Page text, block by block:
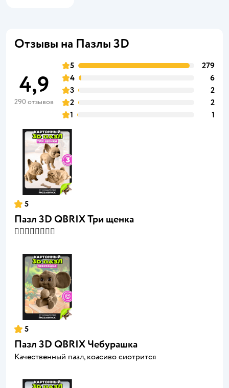
Отзывы на Пазлы 3D
4,9
290 отзывов
5
279
4
6
3
2
2
2
1
1
5
Пазл 3D QBRIX Три щенка
👍🏻👍🏻👍🏻👍🏻
5
Пазл 3D QBRIX Чебурашка
Качественный пазл, коасиво сиотрится